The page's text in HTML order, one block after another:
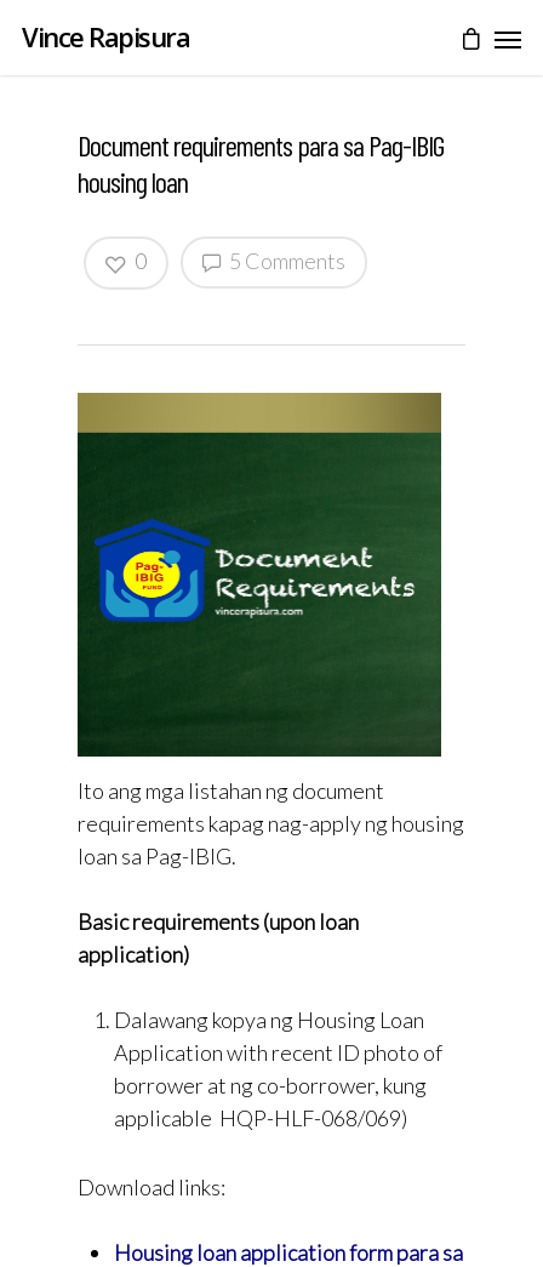
Vince Rapisura
Document requirements para sa Pag-IBIG
housing loan
5 Comments
0
Ito ang mga listahan ng document
requirements kapag nag-apply ng housing
loan sa Pag-IBIG.
Basic requirements (upon loan
application)
Dalawang kopya ng Housing Loan
Application with recent ID photo of
borrower at ng co-borrower, kung
applicable HQP-HLF-068/069)
Download links:
Housing loan application form para sa